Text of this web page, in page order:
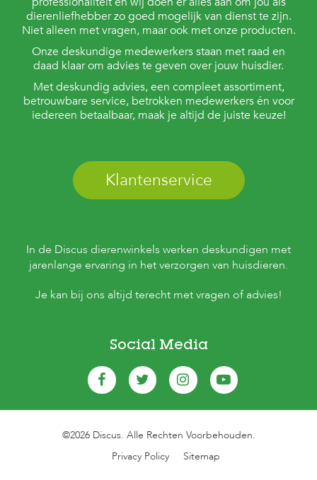
dierenliefhebber zo goed mogelijk van dienst te zijn.
Niet alleen met vragen, maar ook met onze producten.
Onze deskundige medewerkers staan met raad en
daad klaar om advies te geven over jouw huisdier.
Met deskundig advies, een compleet assortiment,
betrouwbare service, betrokken medewerkers én voor
iedereen betaalbaar, maak je altijd de juiste keuze!
Klantenservice
In de Discus dierenwinkels werken deskundigen met
jarenlange ervaring in het verzorgen van huisdieren.
Je kan bij ons altijd terecht met vragen of advies!
Social Media
©2026 Discus. Alle Rechten Voorbehouden.
Privacy Policy
Sitemap